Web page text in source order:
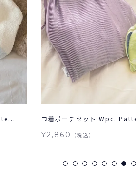
巾着ポーチセット Wpc.
¥2,860 （税込）